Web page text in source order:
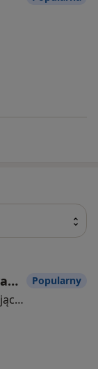
lek. dent. Wiktoria Nowakowska
Stomatolog, Lekarz wykonujący zabiegi medycyny estetycznej
Popularny